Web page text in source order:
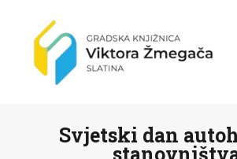
Svjetski dan